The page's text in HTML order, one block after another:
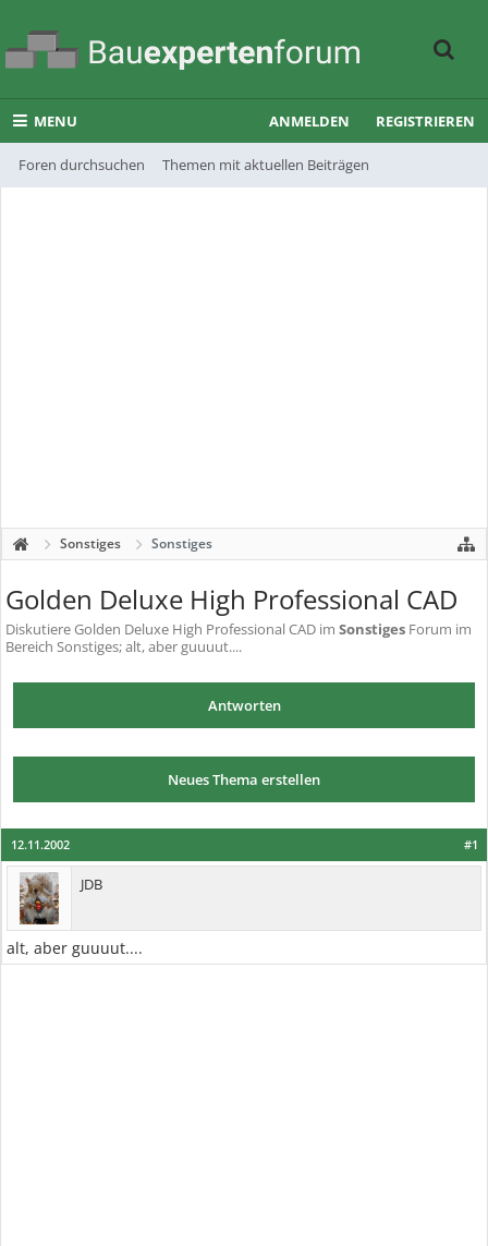
MENU
Foren durchsuchen Themen mit aktuellen Beiträgen
ANMELDEN REGISTRIEREN
Sonstiges Sonstiges
Golden Deluxe High Professional CAD
DiskutiereGolden Deluxe High Professional CAD im Sonstiges Forum im
Bereich Sonstiges; alt, aber guuuut....
Antworten
Neues Thema erstellen
#1
12.11.2002
JDB
alt, aber guuuut....